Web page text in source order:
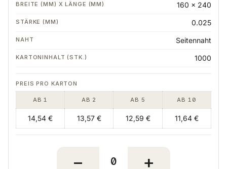
160 x 240
0.025
Seitennaht
1000
AB 1 AB 2 AB 5 AB 10
14,54 € 13,57 € 12,59 € 11,64 €